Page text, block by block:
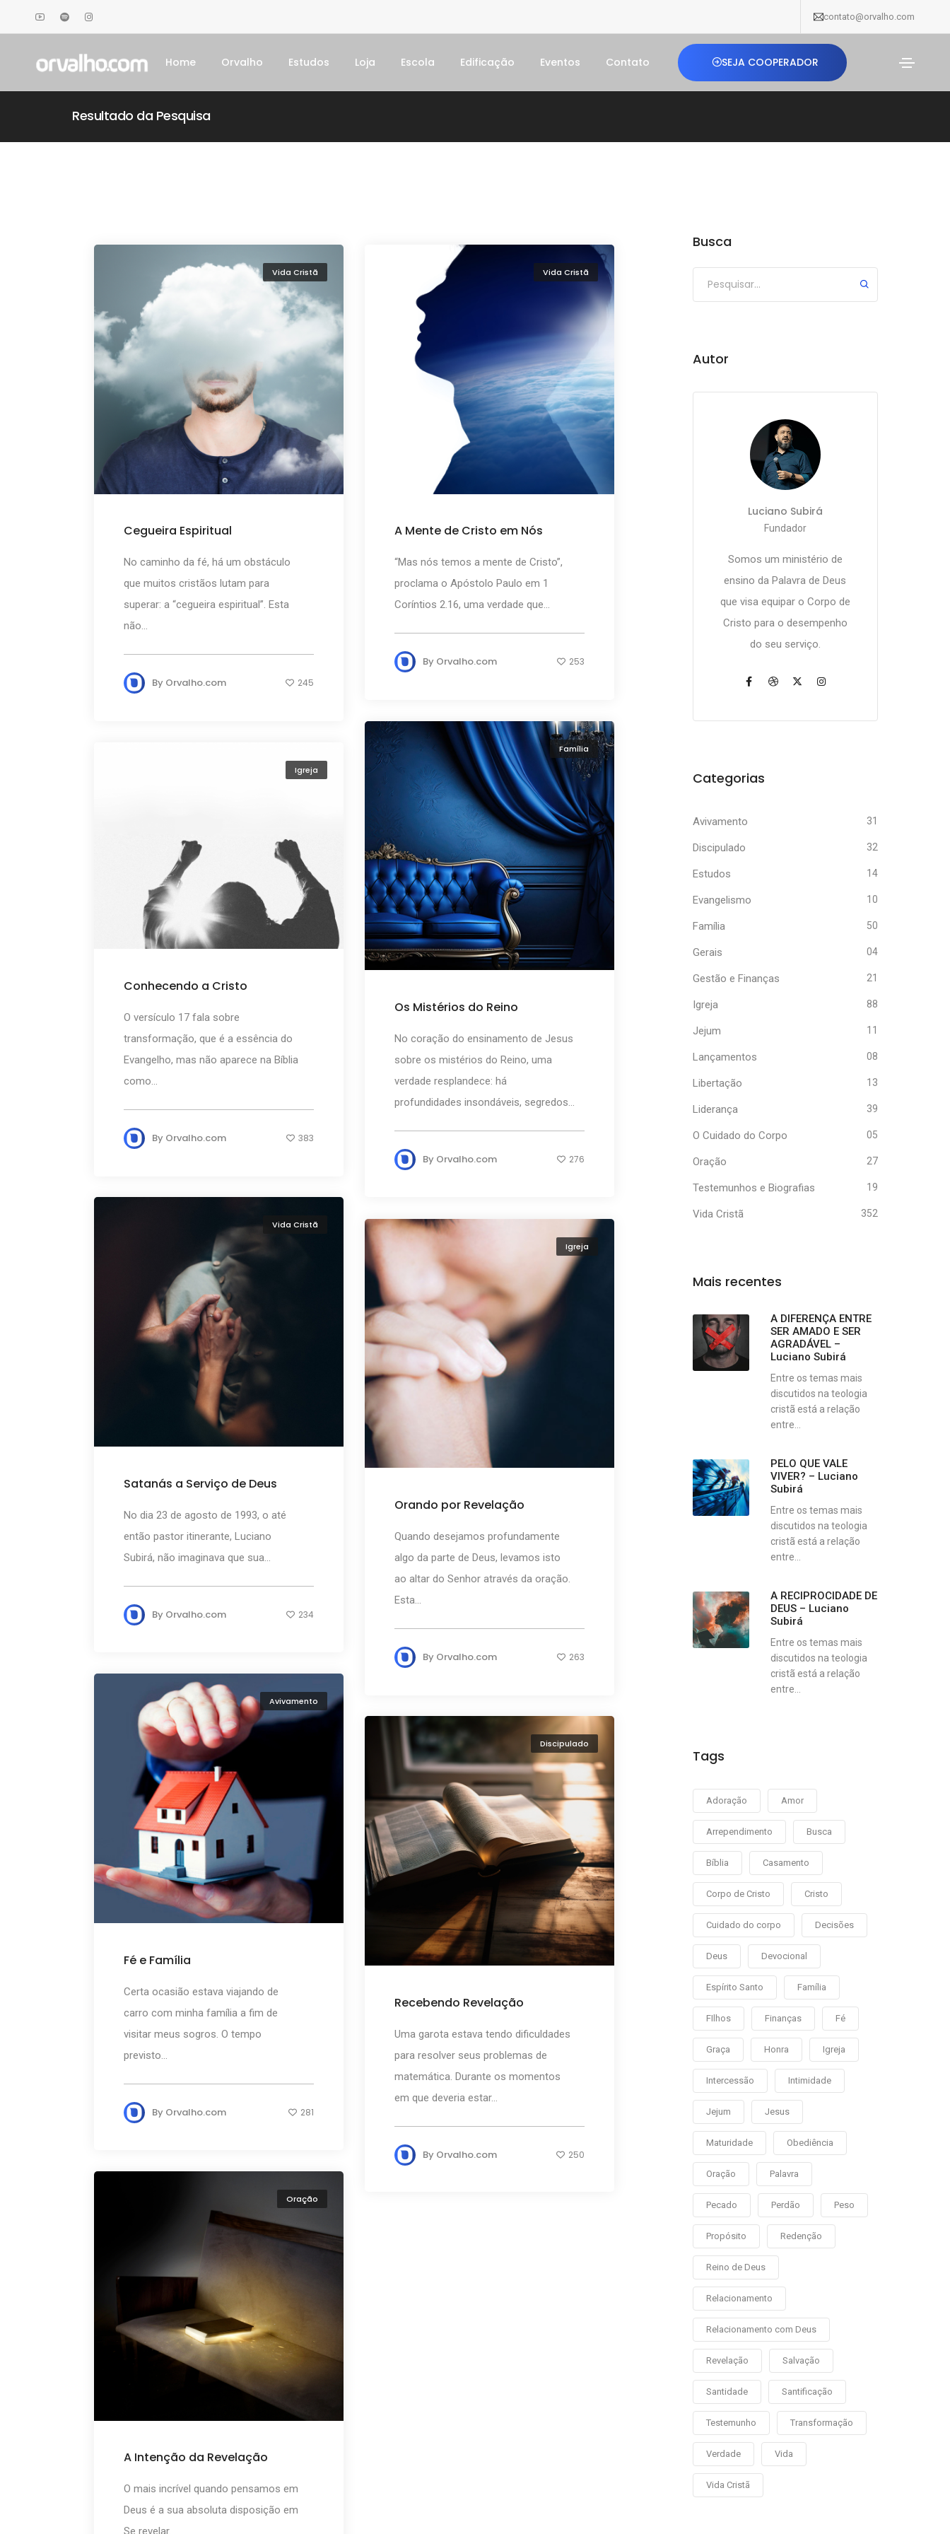
contato@orvalho.com
Home Orvalho Estudos Loja Escola Edificação Eventos Contato SEJA COOPERADOR
Resultado da Pesquisa
Vida Cristã
Cegueira Espiritual
No caminho da fé, há um obstáculo
que muitos cristãos lutam para
superar: a “cegueira espiritual”. Esta
não...
By Orvalho.com 245
Vida Cristã
A Mente de Cristo em Nós
“Mas nós temos a mente de Cristo”,
proclama o Apóstolo Paulo em 1
Coríntios 2.16, uma verdade que...
By Orvalho.com 253
Família
Os Mistérios do Reino
No coração do ensinamento de Jesus
sobre os mistérios do Reino, uma
verdade resplandece: há
profundidades insondáveis, segredos...
By Orvalho.com 276
Igreja
Conhecendo a Cristo
O versículo 17 fala sobre
transformação, que é a essência do
Evangelho, mas não aparece na Bíblia
como...
By Orvalho.com 383
Vida Cristã
Satanás a Serviço de Deus
No dia 23 de agosto de 1993, o até
então pastor itinerante, Luciano
Subirá, não imaginava que sua...
By Orvalho.com 234
Igreja
Orando por Revelação
Quando desejamos profundamente
algo da parte de Deus, levamos isto
ao altar do Senhor através da oração.
Esta...
By Orvalho.com 263
Avivamento
Fé e Família
Certa ocasião estava viajando de
carro com minha família a fim de
visitar meus sogros. O tempo
previsto...
By Orvalho.com 281
Discipulado
Recebendo Revelação
Uma garota estava tendo dificuldades
para resolver seus problemas de
matemática. Durante os momentos
em que deveria estar...
By Orvalho.com 250
Oração
A Intenção da Revelação
O mais incrível quando pensamos em
Deus é a sua absoluta disposição em
Se revelar.
Busca
Autor
Luciano Subirá
Fundador
Somos um ministério de
ensino da Palavra de Deus
que visa equipar o Corpo de
Cristo para o desempenho
do seu serviço.
Categorias
Avivamento 31
Discipulado 32
Estudos 14
Evangelismo 10
Família 50
Gerais 04
Gestão e Finanças 21
Igreja 88
Jejum 11
Lançamentos 08
Libertação 13
Liderança 39
O Cuidado do Corpo 05
Oração 27
Testemunhos e Biografias 19
Vida Cristã 352
Mais recentes
A DIFERENÇA ENTRE
SER AMADO E SER
AGRADÁVEL –
Luciano Subirá
Entre os temas mais
discutidos na teologia
cristã está a relação
entre...
PELO QUE VALE
VIVER? – Luciano
Subirá
Entre os temas mais
discutidos na teologia
cristã está a relação
entre...
A RECIPROCIDADE DE
DEUS – Luciano
Subirá
Entre os temas mais
discutidos na teologia
cristã está a relação
entre...
Tags
Adoração Amor
Arrependimento Busca
Bíblia Casamento
Corpo de Cristo Cristo
Cuidado do corpo Decisões
Deus Devocional
Espírito Santo Família
FIlhos Finanças Fé
Graça Honra Igreja
Intercessão Intimidade
Jejum Jesus
Maturidade Obediência
Oração Palavra
Pecado Perdão Peso
Propósito Redenção
Reino de Deus
Relacionamento
Relacionamento com Deus
Revelação Salvação
Santidade Santificação
Testemunho Transformação
Verdade Vida
Vida Cristã